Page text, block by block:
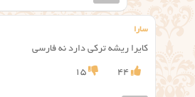
سارا
کایرا ریشه ترکی دارد نه فارسی
44
15